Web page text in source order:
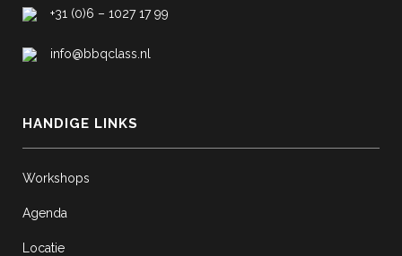
+31 (0)6 – 1027 17 99
info@bbqclass.nl
HANDIGE LINKS
Workshops
Agenda
Locatie